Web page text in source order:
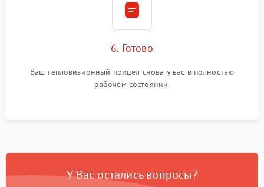
6. Готово
Ваш тепловизионный прицел снова у вас в полностью
рабочем состоянии.
У Вас остались вопросы?